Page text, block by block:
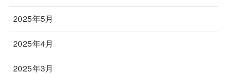
2025年5月
2025年4月
2025年3月